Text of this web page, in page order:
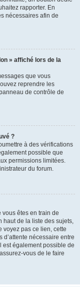
rapporter. En
nécessaires afin de
» affiché lors de la
que vous
reprendre les
de contrôle de
?
à des vérifications
possible que
permissions limitées.
du forum.
êtes en train de
haut de la liste des sujets,
voyez pas ce lien, cette
nécessaire entre
est également possible de
vous de le faire